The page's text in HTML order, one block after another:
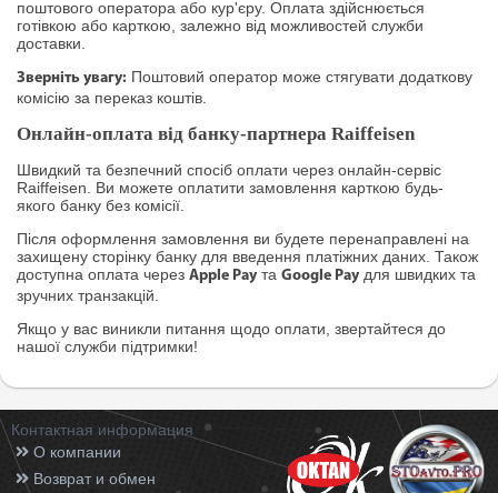
поштового оператора або кур'єру. Оплата здійснюється
готівкою або карткою, залежно від можливостей служби
доставки.
Зверніть увагу: Поштовий оператор може стягувати додаткову
комісію за переказ коштів.
Онлайн-оплата від банку-партнера Raiffeisen
Швидкий та безпечний спосіб оплати через онлайн-сервіс
Raiffeisen. Ви можете оплатити замовлення карткою будь-
якого банку без комісії.
Після оформлення замовлення ви будете перенаправлені на
захищену сторінку банку для введення платіжних даних. Також
доступна оплата через Apple Pay та Google Pay для швидких та
зручних транзакцій.
Якщо у вас виникли питання щодо оплати, звертайтеся до
нашої служби підтримки!
Контактная информация
О компании
Возврат и обмен